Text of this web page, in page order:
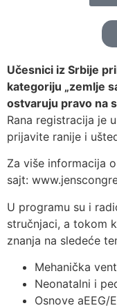
Učesnici iz Srbije
kategoriju „zemlje
ostvaruju pravo na
Rana registracija je
prijavite ranije i
Za više informacija
sajt:
U programu su i
stručnjaci, a tokom
znanja na sledeće
Mehanička
Neonatalni i
Osnove aEEG/